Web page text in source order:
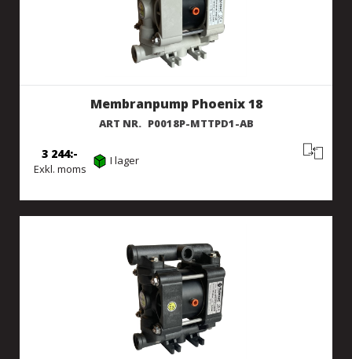
Membranpump Phoenix 18
ART NR. P0018P-MTTPD1-AB
Exkl. moms
3 244 I lager